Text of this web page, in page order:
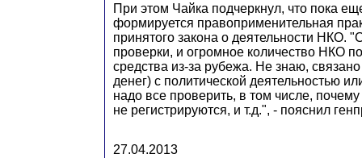
При этом Чайка подчеркнул, что пока
формируется правоприменительная
принятого закона о деятельности НКО.
проверки, и огромное количество НКО
средства из-за рубежа. Не знаю,
денег) с политической деятельностью
надо все проверить, в том числе,
не регистрируются, и т.д.", - пояснил
27.04.2013